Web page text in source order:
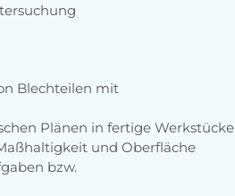
Blechteilen mit
Plänen in fertige Werkstücke
und Oberfläche
bzw.